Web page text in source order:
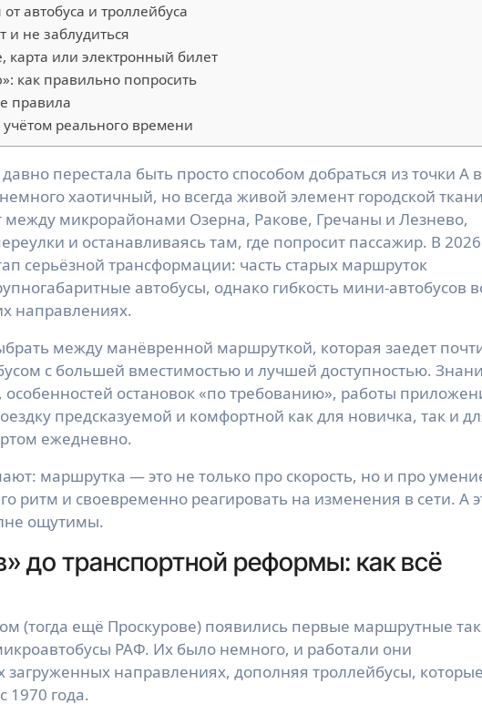
автобуса и троллейбуса
не заблудиться
или электронный билет
как правильно попросить
правила
реального времени
хаотичный, но всегда живой элемент городской
между микрорайонами Озерна, Ракове, Гречаны и Лезнево,
и останавливаясь там, где попросит пассажир. В 2026
серьёзной трансформации: часть старых маршруток
автобусы, однако гибкость мини-автобусов
направлениях.
между манёвренной маршруткой, которая заедет
с большей вместимостью и лучшей доступностью.
остановок «по требованию», работы
предсказуемой и комфортной как для новичка, так и
ежедневно.
маршрутка — это не только про скорость, но и про
ритм и своевременно реагировать на изменения в сети. А
ощутимы.
до транспортной реформы: как всё
(тогда ещё Проскурове) появились первые маршрутные
РАФ. Их было немного, и работали они
направлениях, дополняя троллейбусы, которые
1970 года.